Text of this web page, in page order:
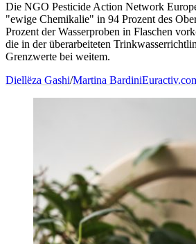
Die NGO Pesticide Action Network
"ewige Chemikalie" in 94 Prozent des
Prozent der Wasserproben in Flaschen
die in der überarbeiteten
Grenzwerte bei weitem.
Diellëza Gashi/Martina Bardini